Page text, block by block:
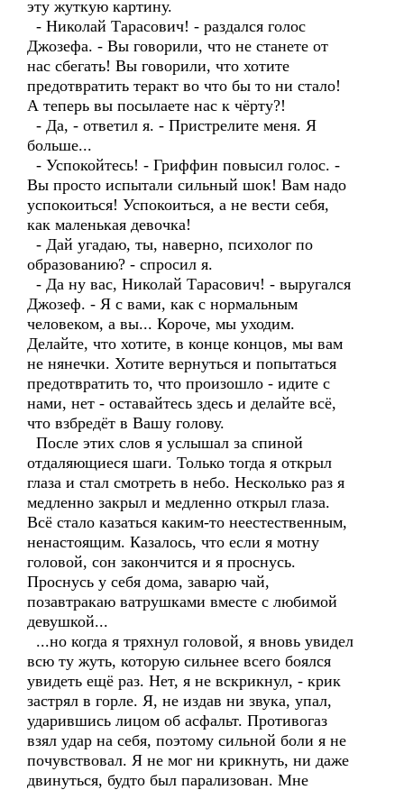
эту жуткую картину.
- Николай Тарасович! - раздался голос
Джозефа. - Вы говорили, что не станете от
нас сбегать! Вы говорили, что хотите
предотвратить теракт во что бы то ни стало!
А теперь вы посылаете нас к чёрту?!
- Да, - ответил я. - Пристрелите меня. Я
больше...
- Успокойтесь! - Гриффин повысил голос. -
Вы просто испытали сильный шок! Вам надо
успокоиться! Успокоиться, а не вести себя,
как маленькая девочка!
- Дай угадаю, ты, наверно, психолог по
образованию? - спросил я.
- Да ну вас, Николай Тарасович! - выругался
Джозеф. - Я с вами, как с нормальным
человеком, а вы... Короче, мы уходим.
Делайте, что хотите, в конце концов, мы вам
не нянечки. Хотите вернуться и попытаться
предотвратить то, что произошло - идите с
нами, нет - оставайтесь здесь и делайте всё,
что взбредёт в Вашу голову.
После этих слов я услышал за спиной
отдаляющиеся шаги. Только тогда я открыл
глаза и стал смотреть в небо. Несколько раз я
медленно закрыл и медленно открыл глаза.
Всё стало казаться каким-то неестественным,
ненастоящим. Казалось, что если я мотну
головой, сон закончится и я проснусь.
Проснусь у себя дома, заварю чай,
позавтракаю ватрушками вместе с любимой
девушкой...
...но когда я тряхнул головой, я вновь увидел
всю ту жуть, которую сильнее всего боялся
увидеть ещё раз. Нет, я не вскрикнул, - крик
застрял в горле. Я, не издав ни звука, упал,
ударившись лицом об асфальт. Противогаз
взял удар на себя, поэтому сильной боли я не
почувствовал. Я не мог ни крикнуть, ни даже
двинуться, будто был парализован. Мне